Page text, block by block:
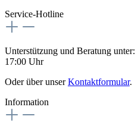
Service-Hotline
Unterstützung und Beratung unter:
17:00 Uhr
Oder über unserKontaktformular.
Information